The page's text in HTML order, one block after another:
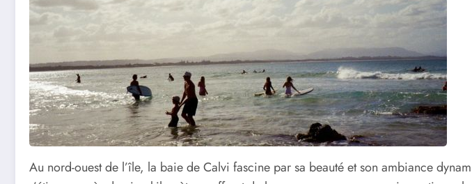
Au nord-ouest de l’île, la baie de Calvi fascine par sa beauté et son ambiance